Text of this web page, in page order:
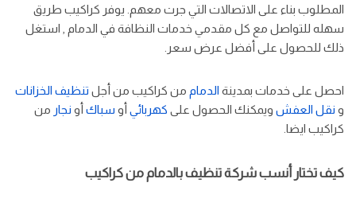
المطلوب بناء على الاتصالات التي جرت معهم. يوفر كراكيب طريق
سهله للتواصل مع كل مقدمي خدمات النظافة في الدمام , استغل
ذلك للحصول على أفضل عرض سعر.
احصل على خدمات بمدينة الدمام من كراكيب من أجل تنظيف الخزانات
و نقل العفش ويمكنك الحصول على كهربائي أو سباك أو نجار من
كراكيب ايضا.
كيف تختار أنسب شركة تنظيف بالدمام من كراكيب